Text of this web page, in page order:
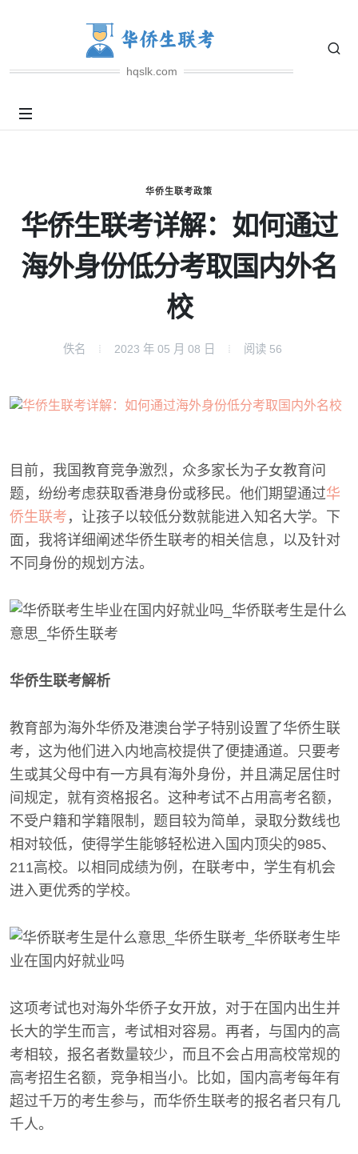
hqslk.com
华侨生联考政策
华侨生联考详解：如何通过
海外身份低分考取国内外名
校
佚名 2023 年 05 月 08 日 阅读 56
目前，我国教育竞争激烈，众多家长为子女教育问
题，纷纷考虑获取香港身份或移民。他们期望通过华
侨生联考 ，让孩子以较低分数就能进入知名大学。下
面，我将详细阐述华侨生联考的相关信息，以及针对
不同身份的规划方法。
华侨生联考解析
教育部为海外华侨及港澳台学子特别设置了华侨生联
考，这为他们进入内地高校提供了便捷通道。只要考
生或其父母中有一方具有海外身份，并且满足居住时
间规定，就有资格报名。这种考试不占用高考名额，
不受户籍和学籍限制，题目较为简单，录取分数线也
相对较低，使得学生能够轻松进入国内顶尖的985、
211高校。以相同成绩为例，在联考中，学生有机会
进入更优秀的学校。
这项考试也对海外华侨子女开放，对于在国内出生并
长大的学生而言，考试相对容易。再者，与国内的高
考相较，报名者数量较少，而且不会占用高校常规的
高考招生名额，竞争相当小。比如，国内高考每年有
超过千万的考生参与，而华侨生联考的报名者只有几
千人。